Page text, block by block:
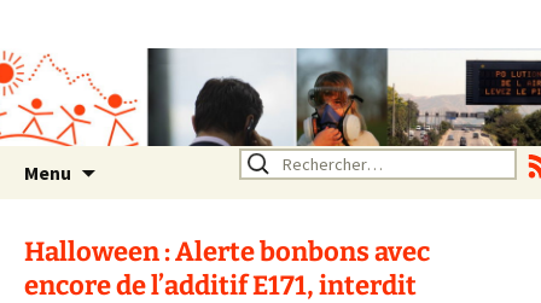
Rhône Alpes
Un environnement sain pour
la santé de tous
Menu Rechercher :
Halloween : Alerte bonbons avec
encore de l’additif E171, interdit